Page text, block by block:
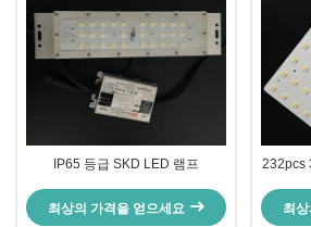
IP65 등급 SKD LED 램프
최상의 가격을 얻으세요
232pcs
최